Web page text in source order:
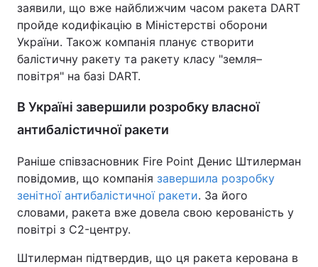
заявили, що вже найближчим часом ракета DART
пройде кодифікацію в Міністерстві оборони
України. Також компанія планує створити
балістичну ракету та ракету класу "земля–
повітря" на базі DART.
В Україні завершили розробку власної
антибалістичної ракети
Раніше співзасновник Fire Point Денис Штилерман
повідомив, що компанія завершила розробку
зенітної антибалістичної ракети. За його
словами, ракета вже довела свою керованість у
повітрі з C2-центру.
Штилерман підтвердив, що ця ракета керована в